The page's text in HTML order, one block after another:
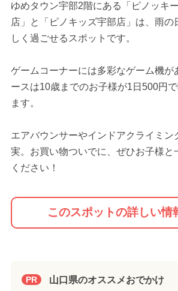
ゆめタウン宇部2階にある「ピノッキ
店」と「ピノキッズ宇部店」は、雨の
しく過ごせるスポットです。
ゲームコーナーには多彩なゲーム機が
ースは10歳までのお子様が1日500円
ます。
エアバウンサーやインドアクライミン
実。お買い物ついでに、ぜひお子様と
ください！
このスポットの詳しい情
PR 山口県のオススメおでかけ